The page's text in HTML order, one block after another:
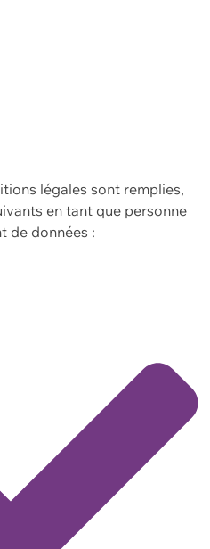
légales sont remplies,
en tant que personne
de données :